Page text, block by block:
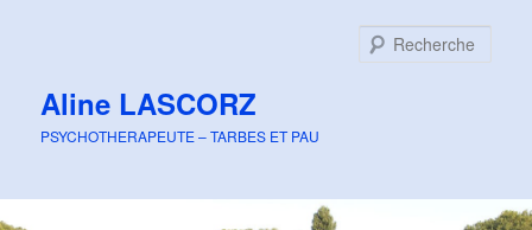
Aline LASCORZ
PSYCHOTHERAPEUTE – TARBES ET PAU